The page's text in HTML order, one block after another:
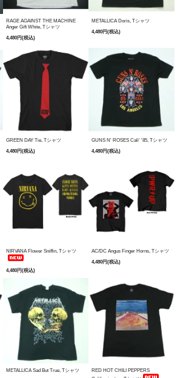
RAGE AGAINST THE MACHINE
Anger Gift White, Tシャツ
4,480円(税込)
METALLICA Doris, Tシャツ
4,480円(税込)
GREEN DAY Tie, Tシャツ
4,480円(税込)
GUNS N' ROSES Cali' '85, Tシャツ
4,480円(税込)
NIRVANA Flower Sniffin, Tシャツ
4,480円(税込)
AC/DC Angus Finger Horns, Tシャツ
4,480円(税込)
METALLICA Sad But True, Tシャツ
RED HOT CHILI PEPPERS